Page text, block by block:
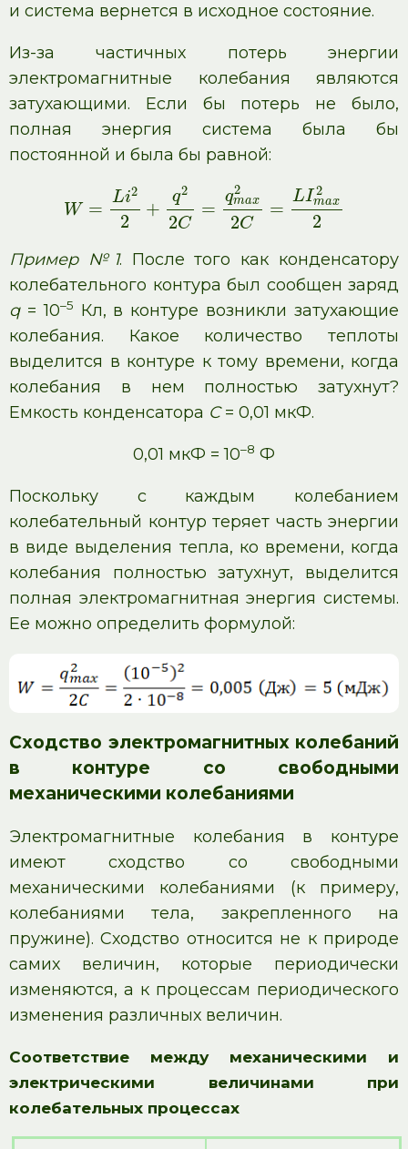
и система вернется в исходное состояние.
Из-за частичных потерь энергии
электромагнитные колебания являются
затухающими. Если бы потерь не было,
полная энергия система была бы
постоянной и была бы равной:
W =
Li2
2
+
q2
2C
=
q2
max
2C
=
LI2
max
2
Пример №1. После того как конденсатору
колебательного контура был сообщен заряд
q= 10–5
Кл, в контуре возникли затухающие
колебания. Какое количество теплоты
выделится в контуре к тому времени, когда
колебания в нем полностью затухнут?
Емкость конденсатора C= 0,01 мкФ.
0,01 мкФ = 10–8 Ф
Поскольку с каждым колебанием
колебательный контур теряет часть энергии
в виде выделения тепла, ко времени, когда
колебания полностью затухнут, выделится
полная электромагнитная энергия системы.
Ее можно определить формулой:
Сходство электромагнитных колебаний
в контуре со свободными
механическими колебаниями
Электромагнитные колебания в контуре
имеют сходство со свободными
механическими колебаниями (к примеру,
колебаниями тела, закрепленного на
пружине). Сходство относится не к природе
самих величин, которые периодически
изменяются, а к процессам периодического
изменения различных величин.
Соответствие между механическими и
электрическими величинами при
колебательных процессах